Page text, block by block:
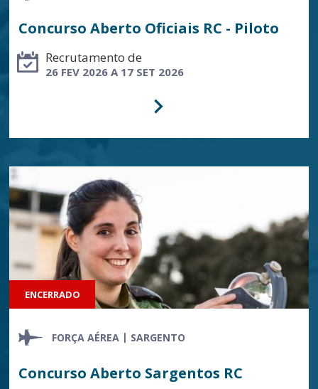
Concurso Aberto Oficiais RC - Piloto
Recrutamento de
26 FEV 2026 A 17 SET 2026
FORÇA AÉREA SARGENTO
Concurso Aberto Sargentos RC
ENCERRADO